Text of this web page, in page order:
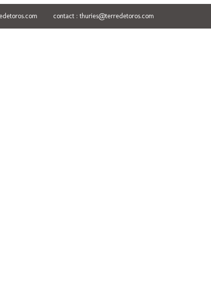
contact : thuries@terredetoros.com